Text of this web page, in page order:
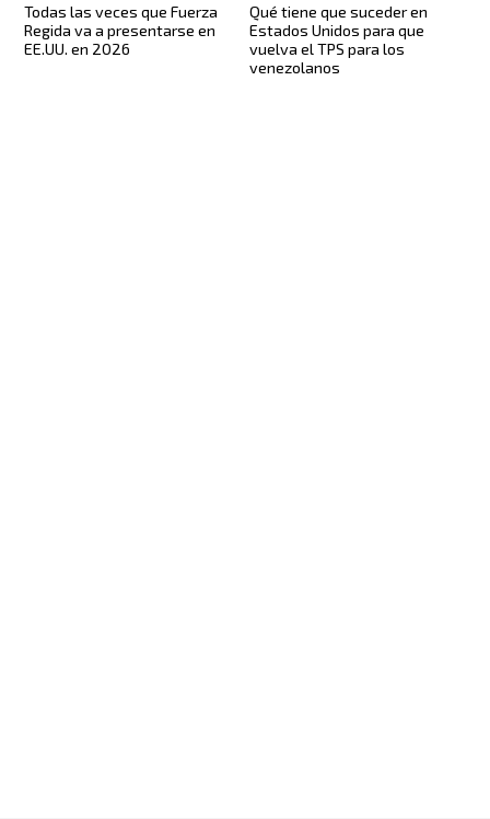
Todas las veces que Fuerza
Regida va a presentarse en
EE.UU. en 2026
Qué tiene que suceder en
Estados Unidos para que
vuelva el TPS para los
venezolanos